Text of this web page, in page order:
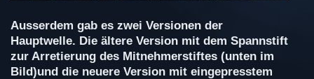
Ausserdem gab es zwei Versionen der
Hauptwelle. Die ältere Version mit dem Spannstift
zur Arretierung des Mitnehmerstiftes (unten im
Bild)und die neuere Version mit eingepresstem